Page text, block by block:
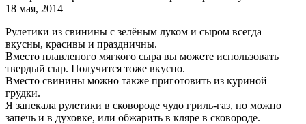
18 мая, 2014
Рулетики из свинины с зелёным луком и сыром всегда
вкусны, красивы и праздничны.
Вместо плавленого мягкого сыра вы можете использовать
твердый сыр. Получится тоже вкусно.
Вместо свинины можно также приготовить из куриной
грудки.
Я запекала рулетики в сковороде чудо гриль-газ, но можно
запечь и в духовке, или обжарить в кляре в сковороде.